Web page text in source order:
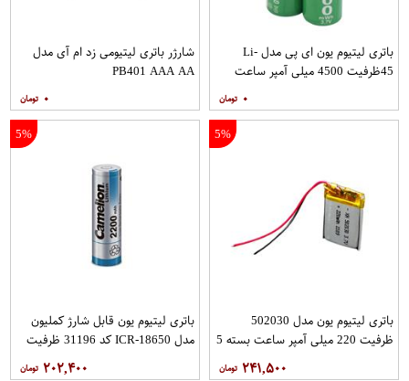
باتری لیتیوم یون ای پی مدل Li-
45ظرفیت 4500 میلی آمپر ساعت
۰
شارژر باتری لیتیومی زد ام آی مدل
PB401 AAA AA
۰
5%
باتری لیتیوم یون مدل 502030
ظرفیت 220 میلی آمپر ساعت بسته 5
۲۴۱,۵۰۰
5%
باتری لیتیوم یون قابل شارژ کملیون
مدل ICR-18650 کد 31196 ظرفیت
۲۰۲,۴۰۰